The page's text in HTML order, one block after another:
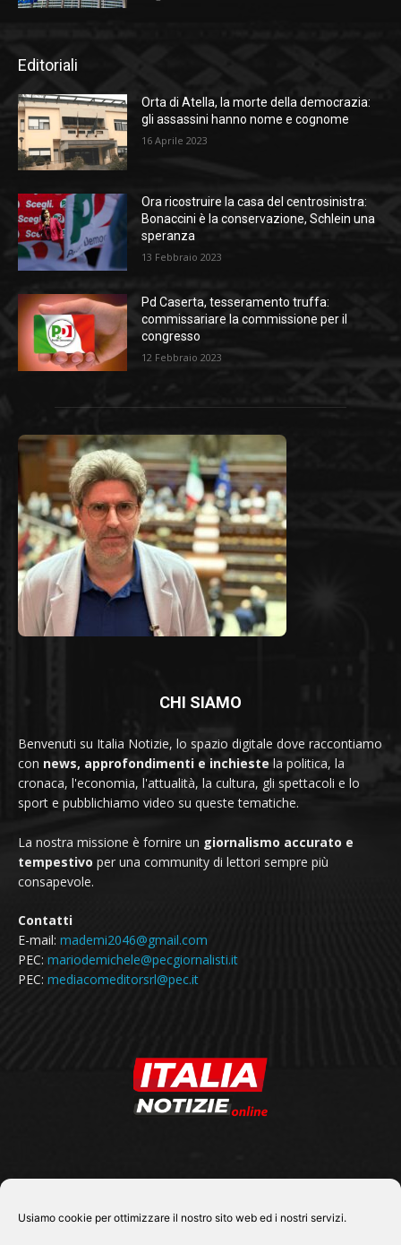
Usiamo cookie per ottimizzare il nostro sito web ed i nostri servizi.
Editoriali
Orta di Atella, la morte della democrazia:
gli assassini hanno nome e cognome
16 Aprile 2023
Ora ricostruire la casa del centrosinistra:
Bonaccini è la conservazione, Schlein una
speranza
13 Febbraio 2023
Pd Caserta, tesseramento truffa:
commissariare la commissione per il
congresso
12 Febbraio 2023
CHI SIAMO
Benvenuti su Italia Notizie, lo spazio digitale dove raccontiamo
con news, approfondimenti e inchieste la politica, la
cronaca, l'economia, l'attualità, la cultura, gli spettacoli e lo
sport e pubblichiamo video su queste tematiche.
La nostra missione è fornire un giornalismo accurato e
tempestivo per una community di lettori sempre più
consapevole.
Contatti
E-mail: mademi2046@gmail.com
PEC: mariodemichele@pecgiornalisti.it
PEC: mediacomeditorsrl@pec.it
SEGUICI SU